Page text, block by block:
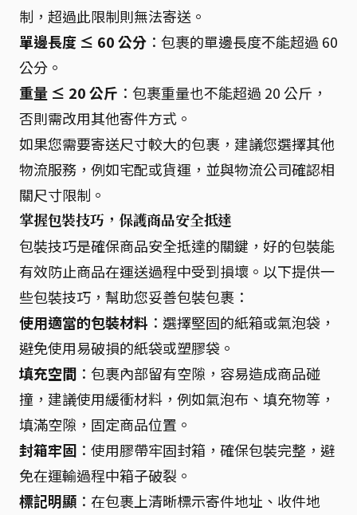
制，超過此限制則無法寄送。
單邊長度 ≤ 60 公分 ：包裹的單邊長度不能超過 60
公分。
重量 ≤ 20 公斤 ：包裹重量也不能超過 20 公斤，
否則需改用其他寄件方式。
如果您需要寄送尺寸較大的包裹，建議您選擇其他
物流服務，例如宅配或貨運，並與物流公司確認相
關尺寸限制。
掌握包裝技巧，保護商品安全抵達
包裝技巧是確保商品安全抵達的關鍵，好的包裝能
有效防止商品在運送過程中受到損壞。以下提供一
些包裝技巧，幫助您妥善包裝包裹：
使用適當的包裝材料 ：選擇堅固的紙箱或氣泡袋，
避免使用易破損的紙袋或塑膠袋。
填充空間 ：包裹內部留有空隙，容易造成商品碰
撞，建議使用緩衝材料，例如氣泡布、填充物等，
填滿空隙，固定商品位置。
封箱牢固 ：使用膠帶牢固封箱，確保包裝完整，避
免在運輸過程中箱子破裂。
標記明顯 ：在包裹上清晰標示寄件地址、收件地